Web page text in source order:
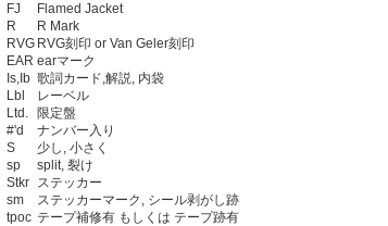
FJ
Flamed Jacket
R
R Mark
RVG RVG刻印 or Van Geler刻印
EAR earマーク
Is,Ib 歌詞カード,解説, 内袋
Lbl
レーベル
Ltd.
限定盤
#'d
ナンバー入り
S
少し, 小さく
sp
split, 裂け
Stkr ステッカー
sm
ステッカーマーク, シール剥がし跡
tpoc テープ補修有 もしくは テープ跡有